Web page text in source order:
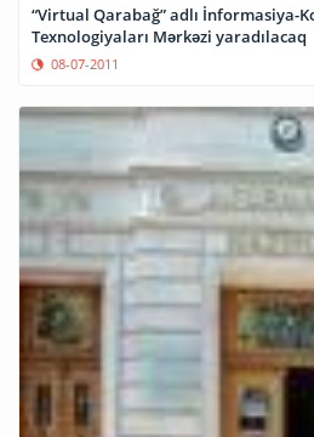
“Virtual Qarabağ” adlı İnformasiya-
Texnologiyaları Mərkəzi yaradılacaq
08-07-2011